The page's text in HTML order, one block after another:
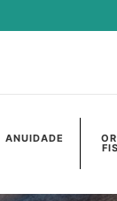
ANUIDADE